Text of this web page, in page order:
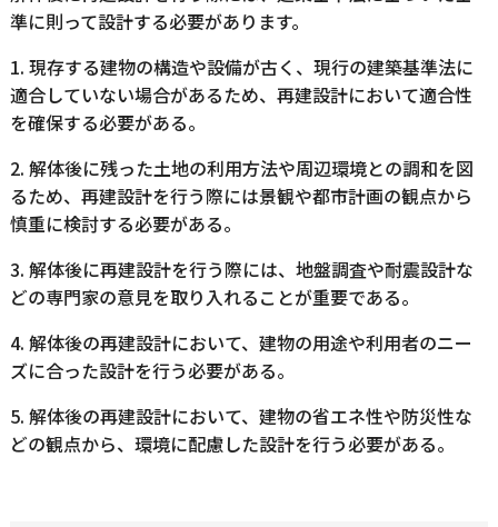
準に則って設計する必要があります。
1. 現存する建物の構造や設備が古く、現行の建築基準法に
適合していない場合があるため、再建設計において適合性
を確保する必要がある。
2. 解体後に残った土地の利用方法や周辺環境との調和を図
るため、再建設計を行う際には景観や都市計画の観点から
慎重に検討する必要がある。
3. 解体後に再建設計を行う際には、地盤調査や耐震設計な
どの専門家の意見を取り入れることが重要である。
4. 解体後の再建設計において、建物の用途や利用者のニー
ズに合った設計を行う必要がある。
5. 解体後の再建設計において、建物の省エネ性や防災性な
どの観点から、環境に配慮した設計を行う必要がある。